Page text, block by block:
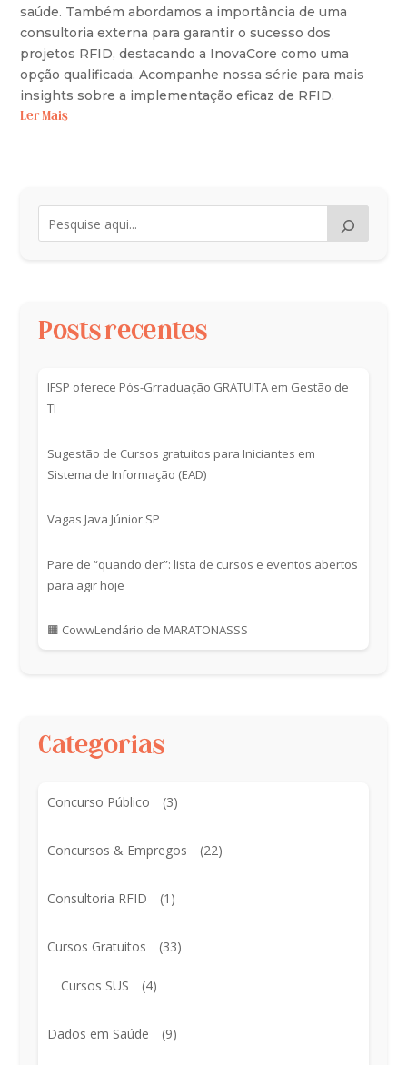
saúde. Também abordamos a importância de uma
consultoria externa para garantir o sucesso dos
projetos RFID, destacando a InovaCore como uma
opção qualificada. Acompanhe nossa série para mais
insights sobre a implementação eficaz de RFID.
Ler Mais
Posts recentes
IFSP oferece Pós-Grraduação GRATUITA em Gestão de
TI
Sugestão de Cursos gratuitos para Iniciantes em
Sistema de Informação (EAD)
Vagas Java Júnior SP
Pare de “quando der”: lista de cursos e eventos abertos
para agir hoje
🟧 CowwLendário de MARATONASSS
Categorias
Concurso Público (3)
Concursos & Empregos (22)
Consultoria RFID (1)
Cursos Gratuitos (33)
Cursos SUS (4)
Dados em Saúde (9)